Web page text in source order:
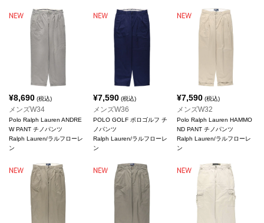
¥8,690 (税込)
メンズW34
Polo Ralph Lauren ANDRE
W PANT チノパンツ
Ralph Lauren/ラルフローレ
ン
¥7,590(税込)
メンズW36
POLO GOLF ポロゴルフ チ
ノパンツ
Ralph Lauren/ラルフローレ
ン
¥7,590 (税込)
メンズW32
Polo Ralph Lauren HAMMO
ND PANT チノパンツ
Ralph Lauren/ラルフローレ
ン